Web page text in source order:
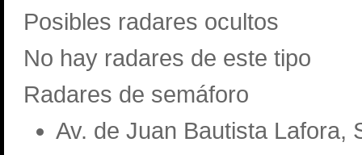
Posibles radares ocultos
No hay radares de este tipo
Radares de semáforo
Av. de Juan Bautista Lafora,